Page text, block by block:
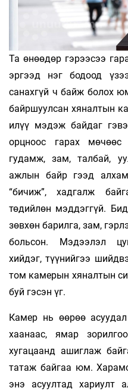
Та өнөөдөр гэрээсээ
эргээд нэг бодоод
санахгүй ч байж болох
байршуулсан хяналтын
илүү мэдэж байдаг
орцноос гарах
гудамж, зам, талбай,
ажлын байр гээд
“бичиж”, хадгалж
төдийлөн мэддэггүй.
зөвхөн барилга, зам,
боль­сон. Мэдээлэл
хийдэг, түүнийгээ
том камерын хяналтын
буй гэсэн үг.
Камер нь өөрөө
хаанаас, ямар
хугацаанд ашиглаж
татаж байгаа юм.
энэ асуултад хариулт